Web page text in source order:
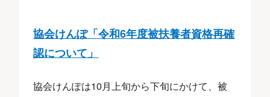
協会けんぽ「令和6年度被扶養者資格再確
認について」
協会けんぽは10月上旬から下旬にかけて、被